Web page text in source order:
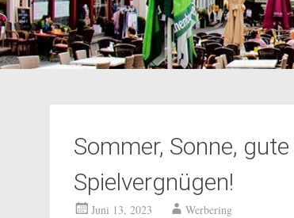
Sommer, Sonne,
Spielvergnügen!
Juni 13, 2023 Werbering